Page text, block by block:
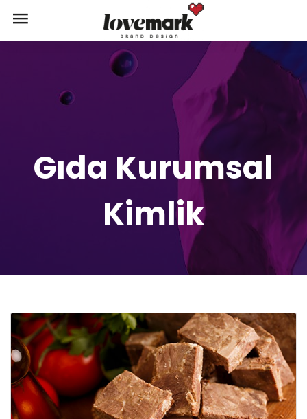
Gıda Kurumsal
Kimlik